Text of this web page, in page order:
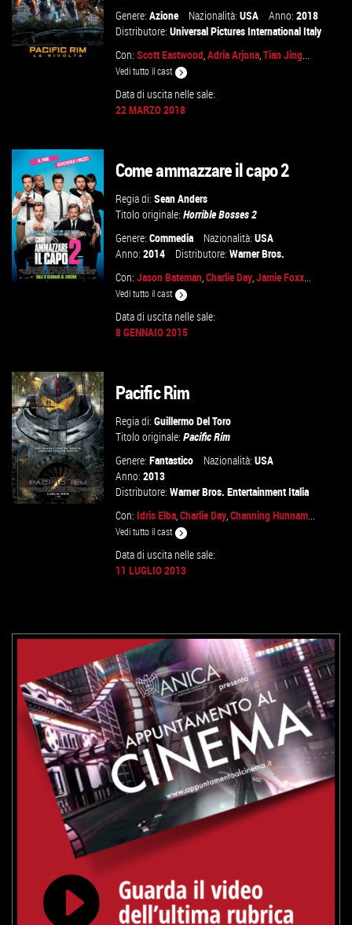
VAI ALLA SCHEDA
Genere:Azione Nazionalità:USA Anno:2018
Distributore:Universal Pictures International Italy
Con:Scott Eastwood,Adria Arjona,Tian Jing...
Vedi tutto il cast
Data di uscita nelle sale:
22 MARZO 2018
VAI ALLA SCHEDA
Come ammazzare il capo 2
Regia di:Sean Anders
Titolo originale:Horrible Bosses 2
Genere:Commedia Nazionalità:USA
Anno:2014 Distributore:Warner Bros.
Con:Jason Bateman,Charlie Day,Jamie Foxx...
Vedi tutto il cast
Data di uscita nelle sale:
8 GENNAIO 2015
Pacific Rim
Regia di:Guillermo Del Toro
Titolo originale:Pacific Rim
Genere:Fantastico Nazionalità:USA
Anno:2013
Distributore:Warner Bros. Entertainment Italia
Con:Idris Elba,Charlie Day,Channing Hunnam...
Vedi tutto il cast
Data di uscita nelle sale:
11 LUGLIO 2013